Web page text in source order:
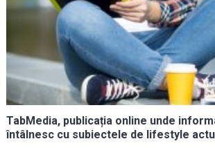
TabMedia, publicația online unde
întâlnesc cu subiectele de lifestyle